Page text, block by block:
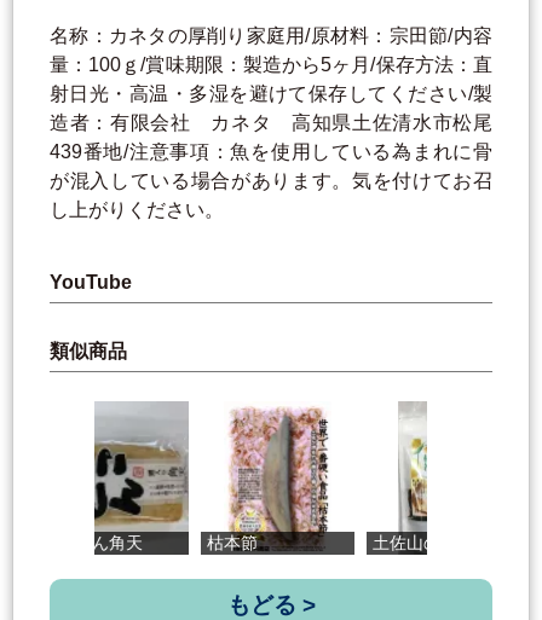
名称：カネタの厚削り家庭用/原材料：宗田節/内容
量：100ｇ/賞味期限：製造から5ヶ月/保存方法：直
射日光・高温・多湿を避けて保存してください/製
造者：有限会社 カネタ 高知県土佐清水市松尾
439番地/注意事項：魚を使用している為まれに骨
が混入している場合があります。気を付けてお召
し上がりください。
YouTube
類似商品
とことん角天 枯本節 土佐山の柚子...
もどる >